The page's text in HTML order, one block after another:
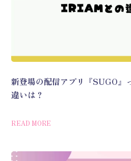
新登場の配信アプリ『SUGO』
違いは？
READ MORE